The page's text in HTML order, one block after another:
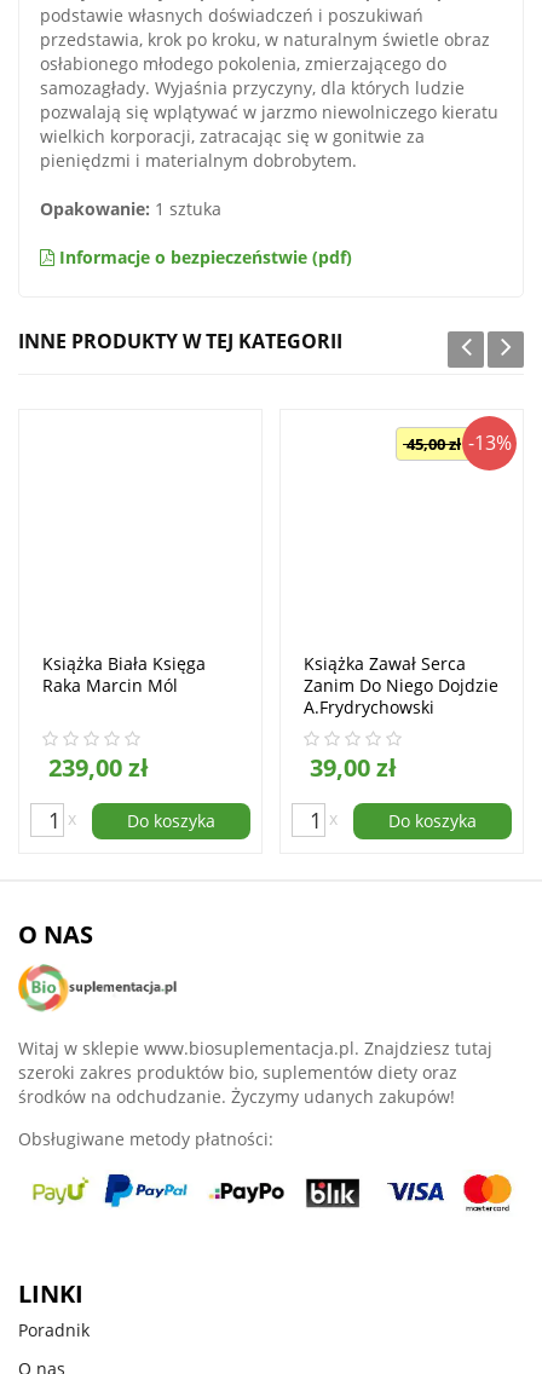
podstawie własnych doświadczeń i poszukiwań
przedstawia, krok po kroku, w naturalnym świetle obraz
osłabionego młodego pokolenia, zmierzającego do
samozagłady. Wyjaśnia przyczyny, dla których ludzie
pozwalają się wplątywać w jarzmo niewolniczego kieratu
wielkich korporacji, zatracając się w gonitwie za
pieniędzmi i materialnym dobrobytem.
Opakowanie: 1 sztuka
Informacje o bezpieczeństwie (pdf)
INNE PRODUKTY W TEJ KATEGORII
Książka Biała Księga
Raka Marcin Mól
239,00 zł
x Do koszyka
-13%
Książka Zawał Serca
Zanim Do Niego Dojdzie
A.Frydrychowski
B.KazAna J.Safuta
M.Skoczylas
M.Mularczyk
39,00 zł
45,00 zł
x Do koszyka
O NAS
Witaj w sklepie www.biosuplementacja.pl. Znajdziesz tutaj
szeroki zakres produktów bio, suplementów diety oraz
środków na odchudzanie. Życzymy udanych zakupów!
Obsługiwane metody płatności:
LINKI
Poradnik
O nas